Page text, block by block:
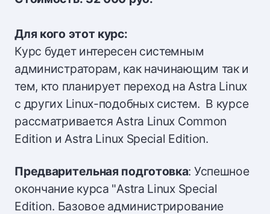
Для кого этот курс:
Курс будет интересен системным
администраторам, как начинающим так и
тем, кто планирует переход на Astra Linux
с других Linux-подобных систем. В курсе
рассматривается Astra Linux Common
Edition и Astra Linux Special Edition.
Предварительная подготовка: Успешное
окончание курса "Astra Linux Special
Edition. Базовое администрирование